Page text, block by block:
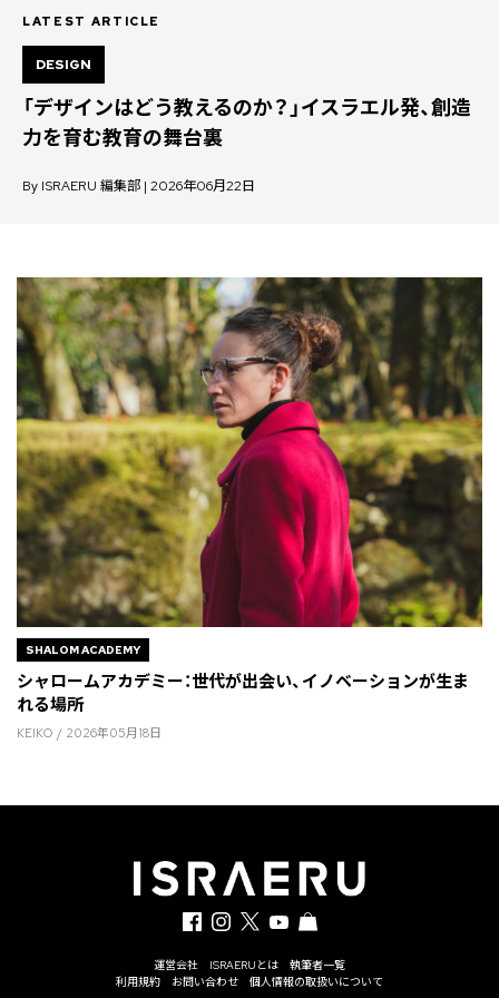
LATEST ARTICLE
DESIGN
「デザインはどう教えるのか？」――イスラエル発、創造
力を育む教育の舞台裏
By ISRAERU 編集部 | 2026年06月22日
SHALOM ACADEMY
シャロームアカデミー：世代が出会い、イノベーションが生ま
れる場所
KEIKO / 2026年05月18日
運営会社 ISRAERUとは
執筆者一覧
利用規約
お問い合わせ 個人情報の取扱いについて